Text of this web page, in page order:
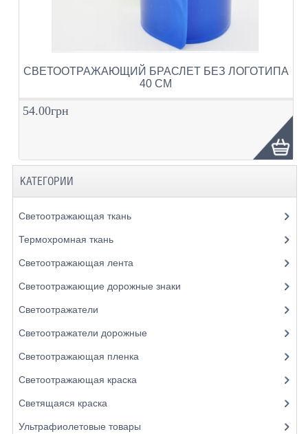
СВЕТООТРАЖАЮЩИЙ БРАСЛЕТ БЕЗ ЛОГОТИПА
40 СМ
54.00грн
КАТЕГОРИИ
Светоотражающая ткань
Термохромная ткань
Светоотражающая лента
Светоотражающие дорожные знаки
Светоотражатели
Светоотражатели дорожные
Светоотражающая пленка
Светоотражающая краска
Светящаяся краска
Ультрафиолетовые товары